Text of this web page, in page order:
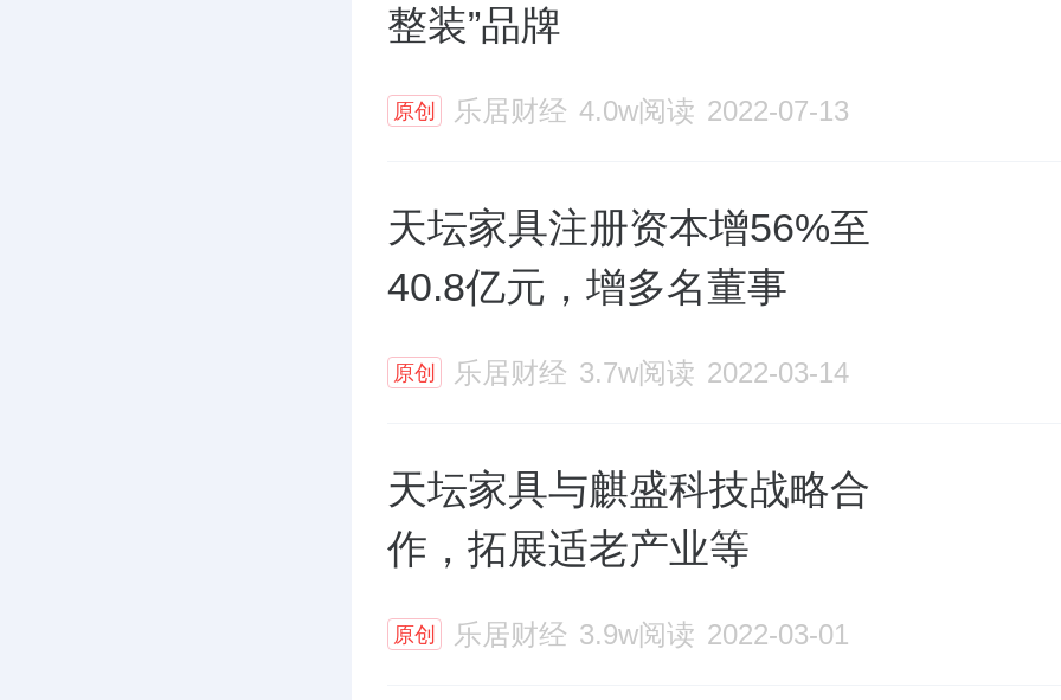
系涵盖政务、商务经典及现代办公
木、板式、全屋定制、软体、金属
用家居，木、铝门窗产品，红木家
产品，是行业内产品种类丰富、业
元化、产业链完备的专业家具企业
来，天坛家具将不断强化“品牌+品
整装”品牌
原创 乐居财经 4.0w阅读 2022-07-13
天坛家具注册资本增56%至
40.8亿元，增多名董事
原创 乐居财经 3.7w阅读 2022-03-14
天坛家具与麒盛科技战略合
作，拓展适老产业等
原创 乐居财经 3.9w阅读 2022-03-01